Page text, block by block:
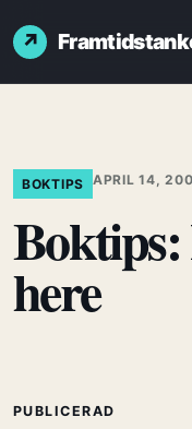
BOKTIPS APRIL 14,
Boktips:
here
PUBLICERAD